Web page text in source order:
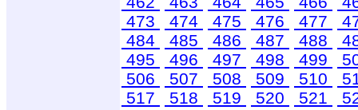
473
474 475 476 477
484
485 486 487 488
495
496 497 498 499
506
507 508 509 510
517
518 519 520 521